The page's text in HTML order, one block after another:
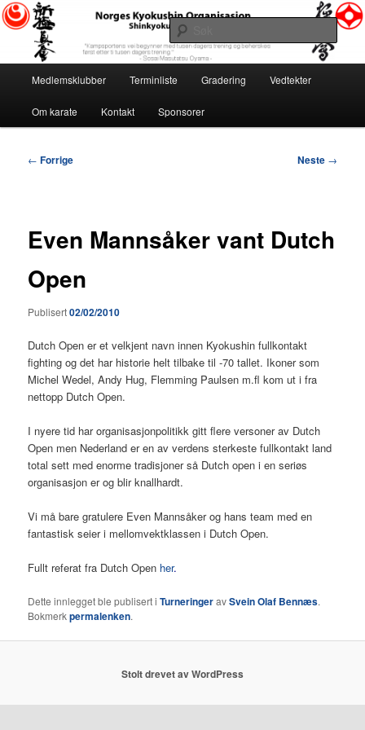
Gå
direkte
hovedinnholdet
Norges Kyokushin Organisasjon
«Kampsportens vei begynner med tusen dagers trening og beherskes først
etter ti tusen dagers trening.» ~ Sosai Masutatsu Oyama ~
Søk
Medlemsklubber Terminliste Gradering Vedtekter
Om karate Kontakt Sponsorer
Innleggsnavigasjon
← Forrige Neste →
Even Mannsåker vant Dutch
Open
Publisert02/02/2010
Dutch Open er et velkjent navn innen Kyokushin fullkontakt
fighting og det har historie helt tilbake til -70 tallet. Ikoner som
Michel Wedel, Andy Hug, Flemming Paulsen m.fl kom ut i fra
nettopp Dutch Open.
I nyere tid har organisasjonpolitikk gitt flere versoner av Dutch
Open men Nederland er en av verdens sterkeste fullkontakt land
total sett med enorme tradisjoner så Dutch open i en seriøs
organisasjon er og blir knallhardt.
Vi må bare gratulere Even Mannsåker og hans team med en
fantastisk seier i mellomvektklassen i Dutch Open.
Fullt referat fra Dutch Open her.
Dette innlegget ble publisert iTurneringeravSvein Olaf Bennæs.
Bokmerkpermalenken.
Stolt drevet av WordPress